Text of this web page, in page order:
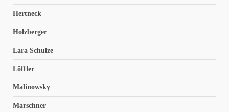
Hertneck
Holzberger
Lara Schulze
Löffler
Malinowsky
Marschner